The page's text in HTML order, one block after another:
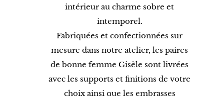
intérieur au charme sobre et
intemporel.
Fabriquées et confectionnées sur
mesure dans notre atelier, les paires
de bonne femme Gisèle sont livrées
avec les supports et finitions de votre
choix ainsi que les embrasses